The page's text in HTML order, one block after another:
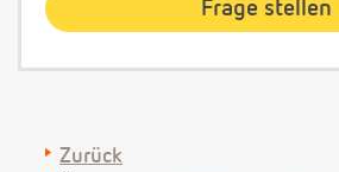
Zurück